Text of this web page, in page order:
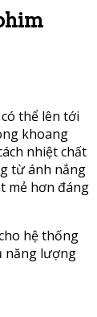
thể lên tới
khoang
nhiệt chất
từ ánh nắng
mẻ hơn đáng
hệ thống
năng lượng